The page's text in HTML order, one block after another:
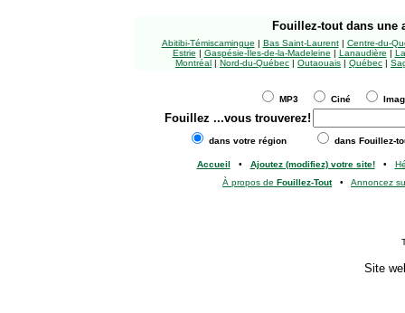
Fouillez-tout dans une
Abitibi-Témiscamingue | Bas Saint-Laurent| Centre-du-
Estrie | Gaspésie-Îles-de-la-Madeleine | Lanaudière |
Montréal | Nord-du-Québec | Outaouais | Québec |
MP3 Ciné
Fouillez ...vous trouverez!
dans votre région dans Fouillez-
Accueil • Ajoutez (modifiez) votre site!•
À propos de Fouillez-Tout• Annoncez
Site